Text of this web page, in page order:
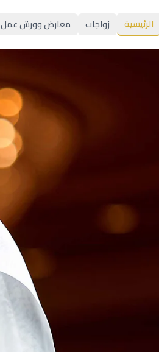
الرئيسية زواجات معارض وورش عمل